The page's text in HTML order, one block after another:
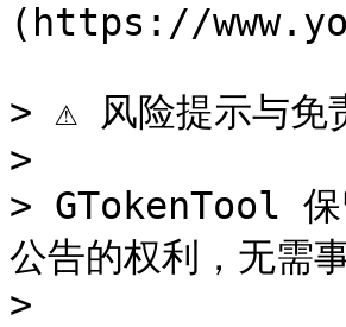
(https://
> ⚠️ 风险提示与免
>
> GTokenTool 保
公告的权利，无需
>